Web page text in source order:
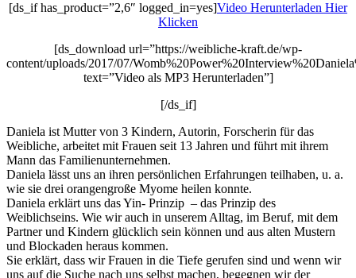
[ds_if has_product=”2,6″ logged_in=yes]Video Herunterladen Hier
Klicken
[ds_download url=”https://weibliche-kraft.de/wp-
content/uploads/2017/07/
text=”Video als MP3 Herunterladen”]
[/ds_if]
Daniela ist Mutter von 3 Kindern, Autorin, Forscherin für das
Weibliche, arbeitet mit Frauen seit 13 Jahren und führt mit ihrem
Mann das Familienunternehmen.
Daniela lässt uns an ihren persönlichen Erfahrungen teilhaben, u. a.
wie sie drei orangengroße Myome heilen konnte.
Daniela erklärt uns das Yin- Prinzip – das Prinzip des
Weiblichseins. Wie wir auch in unserem Alltag, im Beruf, mit dem
Partner und Kindern glücklich sein können und aus alten Mustern
und Blockaden heraus kommen.
Sie erklärt, dass wir Frauen in die Tiefe gerufen sind und wenn wir
uns auf die Suche nach uns selbst machen, begegnen wir der